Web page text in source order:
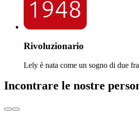
Rivoluzionario
Lely è nata come un sogno di due
Incontrare le nostre